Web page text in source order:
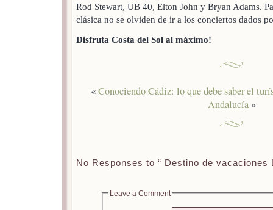
Rod Stewart, UB 40, Elton John y Bryan Adams.
clásica no se olviden de ir a los conciertos dados
Disfruta Costa del Sol al máximo!
«Conociendo Cádiz: lo que debe saber el
Andalucía»
No Responses to “ Destino de vacaciones
Leave a Comment